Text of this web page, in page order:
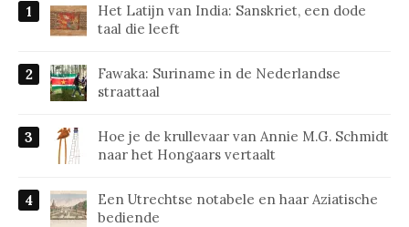
Het Latijn van India: Sanskriet, een dode
taal die leeft
Fawaka: Suriname in de Nederlandse
straattaal
Hoe je de krullevaar van Annie M.G. Schmidt
naar het Hongaars vertaalt
Een Utrechtse notabele en haar Aziatische
bediende